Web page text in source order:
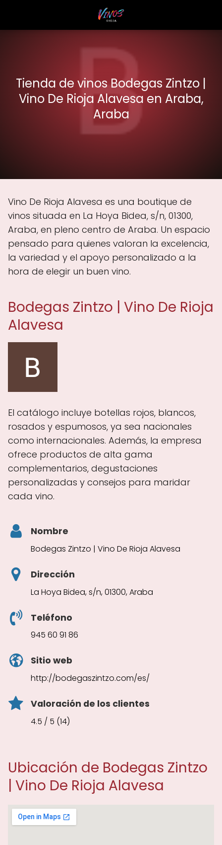
Tienda de vinos Bodegas Zintzo |
Vino De Rioja Alavesa en Araba,
Araba
Vino De Rioja Alavesa es una boutique de
vinos situada en La Hoya Bidea, s/n, 01300,
Araba, en pleno centro de Araba. Un espacio
pensado para quienes valoran la excelencia,
la variedad y el apoyo personalizado a la
hora de elegir un buen vino.
Bodegas Zintzo | Vino De Rioja
Alavesa
El catálogo incluye botellas rojos, blancos,
rosados y espumosos, ya sea nacionales
como internacionales. Además, la empresa
ofrece productos de alta gama
complementarios, degustaciones
personalizadas y consejos para maridar
cada vino.
Nombre
Bodegas Zintzo | Vino De Rioja Alavesa
Dirección
La Hoya Bidea, s/n, 01300, Araba
Teléfono
945 60 91 86
Sitio web
http://bodegaszintzo.com/es/
Valoración de los clientes
4.5 / 5 (14)
Ubicación de Bodegas Zintzo
| Vino De Rioja Alavesa